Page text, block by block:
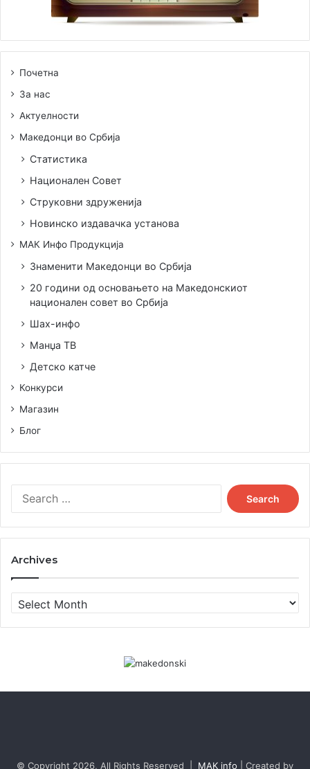
Почетна
За нас
Актуелности
Македонци во Србија
Статистика
Национален Совет
Струковни здруженија
Новинско издавачка установа
МАК Инфо Продукција
Знаменити Македонци во Србија
20 години од основањето на Македонскиот
национален совет во Србија
Шах-инфо
Манџа ТВ
Детско катче
Конкурси
Магазин
Блог
Search
for:
Archives
Archives
© Copyright 2026, All Rights Reserved | MAK info | Created by